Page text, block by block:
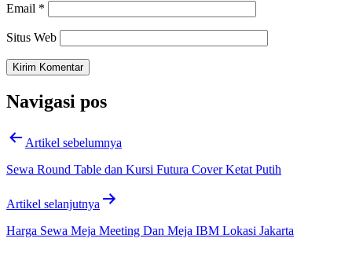
Email *
Situs Web
Navigasi pos
Artikel sebelumnya
Sewa Round Table dan Kursi Futura Cover Ketat Putih
Artikel selanjutnya
Harga Sewa Meja Meeting Dan Meja IBM Lokasi Jakarta